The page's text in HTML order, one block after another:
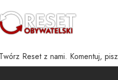
Twórz Reset z nami. Komentuj, pisz
wspieraj